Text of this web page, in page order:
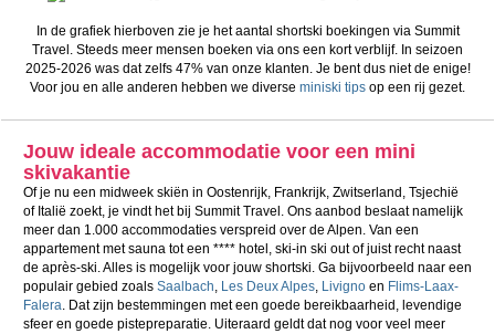
In de grafiek hierboven zie je het aantal shortski boekingen via Summit
Travel. Steeds meer mensen boeken via ons een kort verblijf. In seizoen
2025-2026 was dat zelfs 47% van onze klanten. Je bent dus niet de enige!
Voor jou en alle anderen hebben we diverse miniski tips op een rij gezet.
Jouw ideale accommodatie voor een mini
skivakantie
Of je nu een midweek skiën in Oostenrijk, Frankrijk, Zwitserland, Tsjechië
of Italië zoekt, je vindt het bij Summit Travel. Ons aanbod beslaat namelijk
meer dan 1.000 accommodaties verspreid over de Alpen. Van een
appartement met sauna tot een **** hotel, ski-in ski out of juist recht naast
de après-ski. Alles is mogelijk voor jouw shortski. Ga bijvoorbeeld naar een
populair gebied zoals Saalbach, Les Deux Alpes, Livigno en Flims-Laax-
Falera. Dat zijn bestemmingen met een goede bereikbaarheid, levendige
sfeer en goede pistepreparatie. Uiteraard geldt dat nog voor veel meer